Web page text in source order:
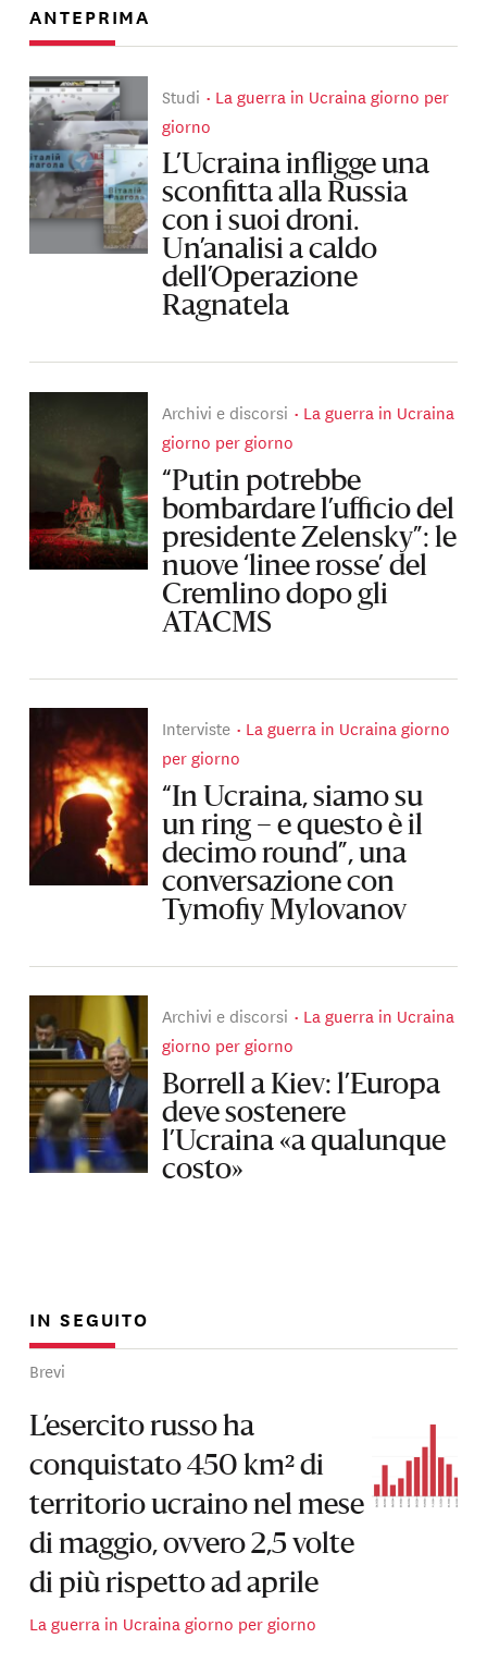
ANTEPRIMA
Studi
La guerra in Ucraina giorno per
giorno
L’Ucraina infligge una
sconfitta alla Russia
con i suoi droni.
Un’analisi a caldo
dell’Operazione
Ragnatela
Archivi e discorsi
La guerra in Ucraina
giorno per giorno
“Putin potrebbe
bombardare l’ufficio del
presidente Zelensky”: le
nuove ‘linee rosse’ del
Cremlino dopo gli
ATACMS
Interviste
La guerra in Ucraina giorno
per giorno
“In Ucraina, siamo su
un ring – e questo è il
decimo round”, una
conversazione con
Tymofiy Mylovanov
Archivi e discorsi
La guerra in Ucraina
giorno per giorno
Borrell a Kiev: l’Europa
deve sostenere
l’Ucraina «a qualunque
costo»
IN SEGUITO
Brevi
L’esercito russo ha
conquistato 450 km² di
territorio ucraino nel mese
di maggio, ovvero 2,5 volte
di più rispetto ad aprile
La guerra in Ucraina giorno per giorno